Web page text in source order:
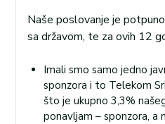
Naše poslovanje je
sa državom, te za ovih 12
Imali smo samo jedno
sponzora i to Telekom
što je ukupno 3,3%
ponavljam – sponzora, a